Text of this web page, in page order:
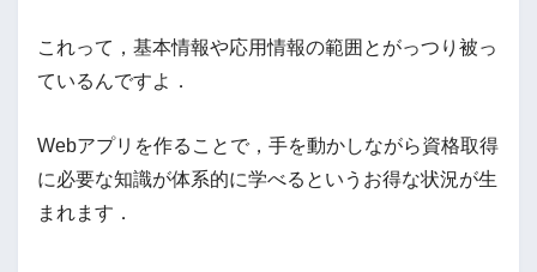
これって，基本情報や応用情報の範囲とがっつり被っ
ているんですよ．
Webアプリを作ることで，手を動かしながら資格取得
に必要な知識が体系的に学べるというお得な状況が生
まれます．